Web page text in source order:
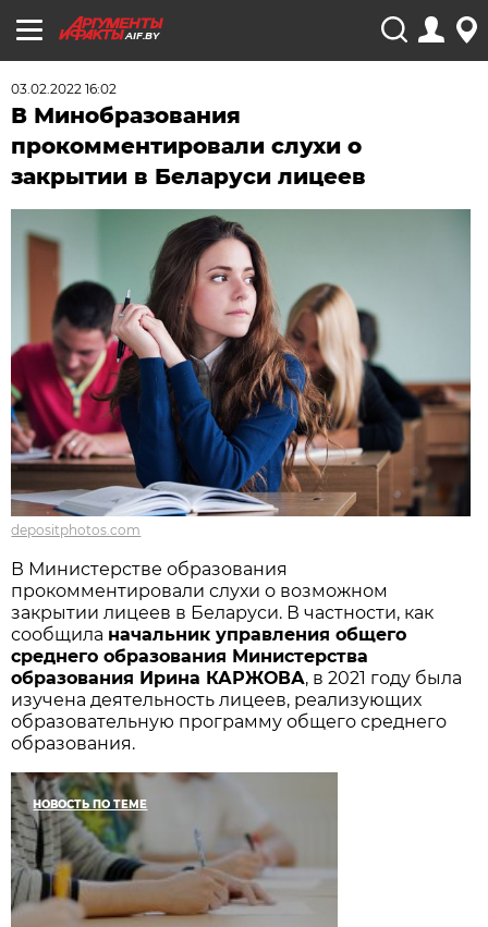
AIF.BY
03.02.2022 16:02
В Минобразования
прокомментировали слухи о
закрытии в Беларуси лицеев
depositphotos.com
В Министерстве образования
прокомментировали слухи о возможном
закрытии лицеев в Беларуси. В частности, как
сообщила начальник управления общего
среднего образования Министерства
образования Ирина КАРЖОВА, в 2021 году была
изучена деятельность лицеев, реализующих
образовательную программу общего среднего
образования.
НОВОСТЬ ПО ТЕМЕ